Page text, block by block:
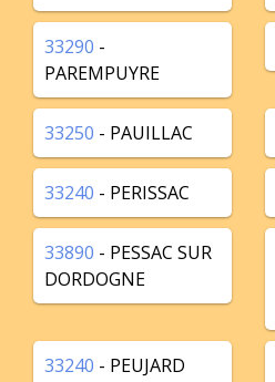
33290 -
PAREMPUYRE
33250 - PAUILLAC
33240 - PERISSAC
33890 - PESSAC SUR
DORDOGNE
33240 - PEUJARD